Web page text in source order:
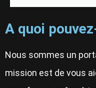
A quoi
Nous sommes un
mission est de vous